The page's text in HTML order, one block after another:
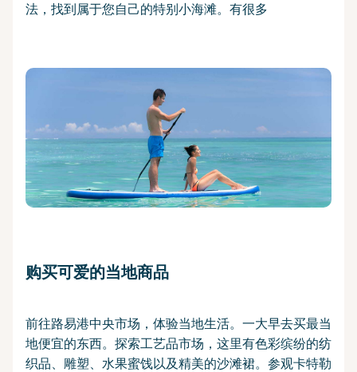
法，找到属于您自己的特别小海滩。有很多
购买可爱的当地商品
前往路易港中央市场，体验当地生活。一大早去买最当
地便宜的东西。探索工艺品市场，这里有色彩缤纷的纺
织品、雕塑、水果蜜饯以及精美的沙滩裙。参观卡特勒